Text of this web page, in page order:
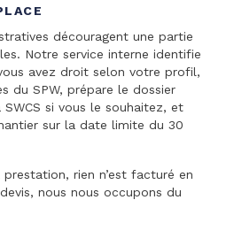
découragent une partie
Notre service interne identifie
avez droit selon votre profil,
du SPW, prépare le dossier
si vous le souhaitez, et
sur la date limite du 30
rien n’est facturé en
nous nous occupons du